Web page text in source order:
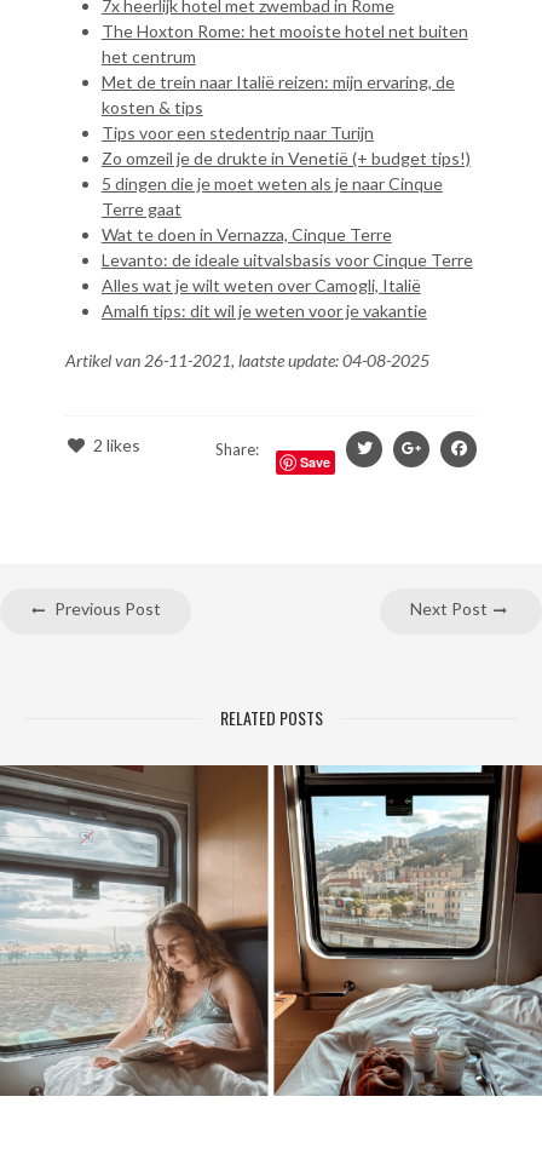
7x heerlijk hotel met zwembad in Rome
The Hoxton Rome: het mooiste hotel net buiten
het centrum
Met de trein naar Italië reizen: mijn ervaring, de
kosten & tips
Tips voor een stedentrip naar Turijn
Zo omzeil je de drukte in Venetië (+ budget tips!)
5 dingen die je moet weten als je naar Cinque
Terre gaat
Wat te doen in Vernazza, Cinque Terre
Levanto: de ideale uitvalsbasis voor Cinque Terre
Alles wat je wilt weten over Camogli, Italië
Amalfi tips: dit wil je weten voor je vakantie
Artikel van 26-11-2021, laatste update: 04-08-2025
2 likes Share:
Save
Previous Post Next Post
RELATED POSTS